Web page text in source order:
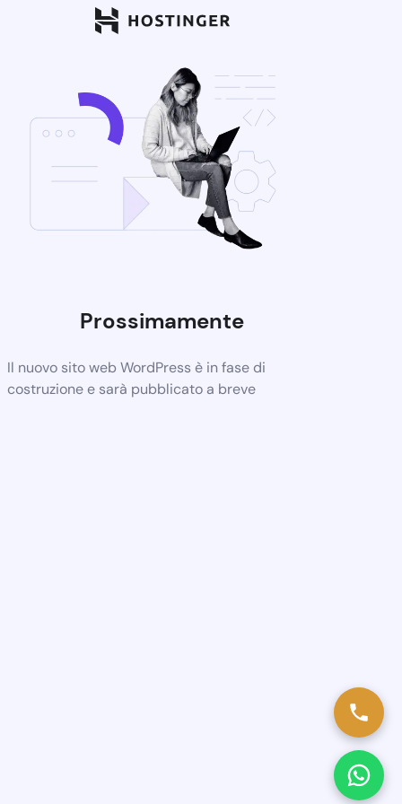
Prossimamente
Il nuovo sito web WordPress è in fase di
costruzione e sarà pubblicato a breve